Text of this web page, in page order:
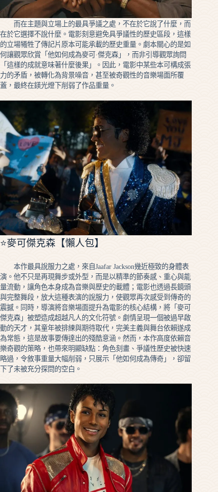
而在主題與立場上的最具爭議之處，不在於它說了什麼，而
在於它選擇不說什麼。電影刻意避免具爭議性的歷史區段，這樣
的立場犧牲了傳記片原本可能承載的歷史重量。劇本關心的是如
何讓觀眾欣賞「他如何成為麥可·傑克森」，而非引導觀眾詢問
「這樣的成就意味著什麼後果」。因此，電影中某些本可構成張
力的矛盾，被轉化為背景噪音，甚至被奇觀性的音樂場面所覆
蓋，最終在鎂光燈下削弱了作品重量。
⭐麥可傑克森【懶人包】
本作最具說服力之處，來自Jaafar Jackson幾近極致的身體表
演。他不只是再現舞步或外型，而是以精準的節奏感、重心與能
量流動，讓角色本身成為音樂與歷史的載體；電影也透過長鏡頭
與完整舞段，放大這種表演的說服力，使觀眾再次感受到傳奇的
震撼。同時，導演將音樂場面提升為電影的核心結構，將「麥可
傑克森」被塑造成超越凡人的文化符號。劇情呈現一個被過早啟
動的天才，其童年被排練與期待取代，完美主義與舞台依賴遂成
為常態，這是故事要傳達出的殘酷意涵。然而，本作高度依賴音
樂奇觀的策略，也帶來明顯缺點：角色刻畫、爭議性歷史被快速
略過，令敘事重量大幅削弱，只展示「他如何成為傳奇」，卻留
下了未被充分探問的空白。